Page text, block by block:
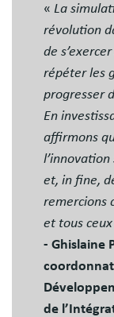
« La
révolution
de
répéter les
progresser
En
affirmons
et, in fine,
remercions
et tous
- Ghislaine
de